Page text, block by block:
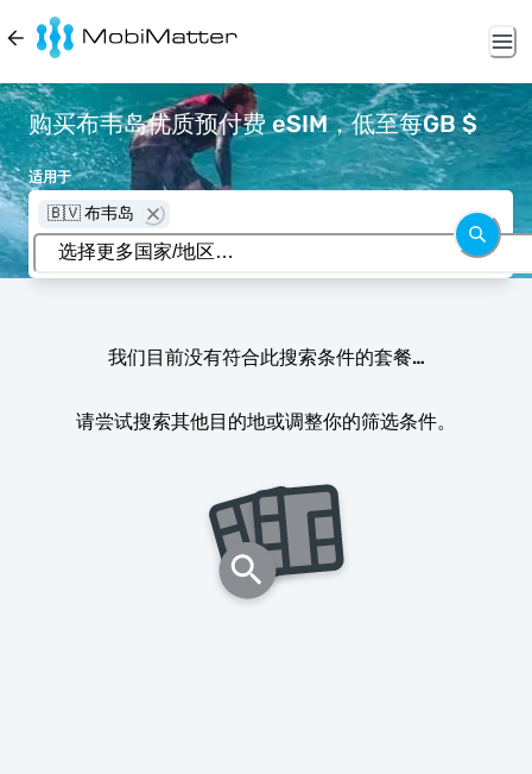
购买布韦岛优质预付费 eSIM，低至每GB $
适用于
🇧🇻 布韦岛
我们目前没有符合此搜索条件的套餐…
请尝试搜索其他目的地或调整你的筛选条件。